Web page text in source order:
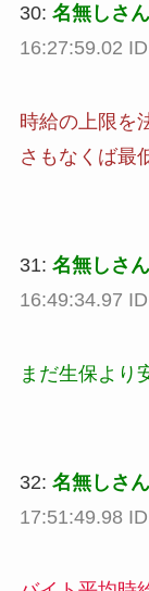
30: 名無しさ
16:27:59.02
時給の上限を
さもなくば最
31: 名無しさ
16:49:34.97
まだ生保より
32: 名無しさ
17:51:49.98